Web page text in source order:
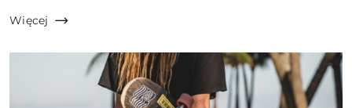
klasyczne… Opcji jest naprawdę wiele ...
Więcej